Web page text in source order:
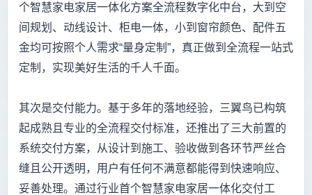
个智慧家电家居一体化方案全流程数字化中台，大到空
间规划、动线设计、柜电一体，小到窗帘颜色、配件五
金均可按照个人需求“量身定制”，真正做到全流程一站式
定制，实现美好生活的千人千面。
其次是交付能力。基于多年的落地经验，三翼鸟已构筑
起成熟且专业的全流程交付标准，还推出了三大前置的
系统交付方案，从设计到施工、验收做到各环节严丝合
缝且公开透明，用户有任何不满意都能得到快速响应、
妥善处理。通过行业首个智慧家电家居一体化交付工